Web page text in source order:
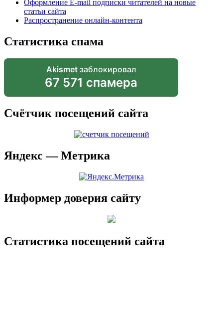
Оформление E-mail подписки читателей на новые
статьи сайта
Распространение онлайн-контента
Статистика спама
Akismetзаблокировал
67 571 спамера
Счётчик посещений сайта
Яндекс — Метрика
Информер доверия сайту
Статистика посещений сайта